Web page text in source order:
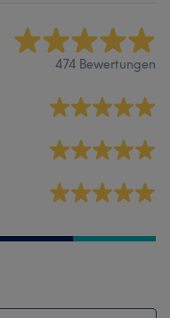
474 Bewertungen